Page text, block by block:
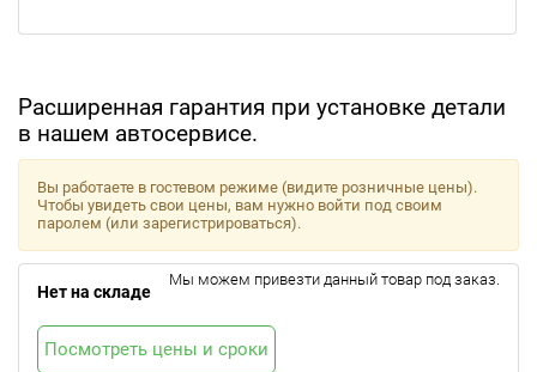
Расширенная гарантия при установке детали
в нашем автосервисе.
Вы работаете в гостевом режиме (видите розничные цены).
Чтобы увидеть свои цены, вам нужно войти под своим
паролем (или зарегистрироваться).
Нет на складе
Мы можем привезти данный товар под заказ.
Посмотреть цены и сроки